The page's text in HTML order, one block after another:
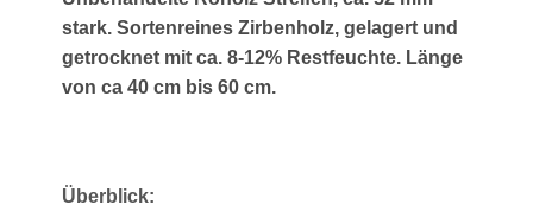
stark. Sortenreines Zirbenholz, gelagert und
getrocknet mit ca. 8-12% Restfeuchte. Länge
von ca 40 cm bis 60 cm.
Überblick: